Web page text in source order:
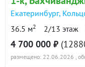
Показать всю
Екатеринбург,
36.5 м2 2/13 этаж
4 700 000 ₽
размещено: 22.06.2026 ,